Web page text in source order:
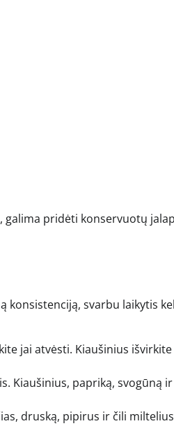
pridėti konservuotų
konsistenciją, svarbu laikytis
jai atvėsti. Kiaušinius išvirkite
Kiaušinius, papriką, svogūną ir
druską, pipirus ir čili